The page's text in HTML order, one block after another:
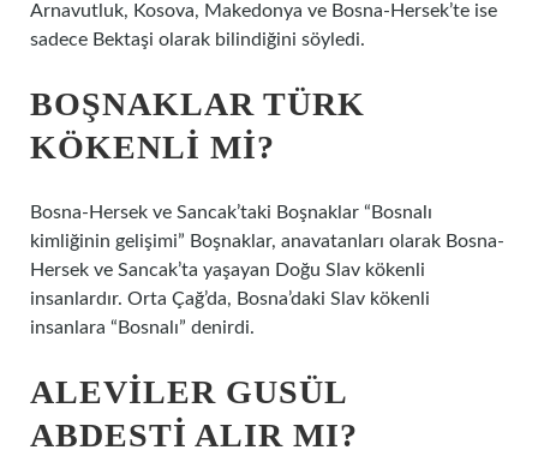
Arnavutluk, Kosova, Makedonya ve Bosna-Hersek’te ise
sadece Bektaşi olarak bilindiğini söyledi.
BOŞNAKLAR TÜRK
KÖKENLI MI?
Bosna-Hersek ve Sancak’taki Boşnaklar “Bosnalı
kimliğinin gelişimi” Boşnaklar, anavatanları olarak Bosna-
Hersek ve Sancak’ta yaşayan Doğu Slav kökenli
insanlardır. Orta Çağ’da, Bosna’daki Slav kökenli
insanlara “Bosnalı” denirdi.
ALEVILER GUSÜL
ABDESTI ALIR MI?